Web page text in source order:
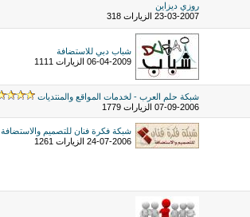
روزي ديزاين
23-03-2007 الزيارات 318
شباب دبي للاستضافة
06-04-2009 الزيارات 1111
شبكة حلم العرب - لخدمات المواقع والمنتديات
07-09-2006 الزيارات 1779
شبكة فكرة فنان للتصميم والاستضافة
24-07-2006 الزيارات 1261